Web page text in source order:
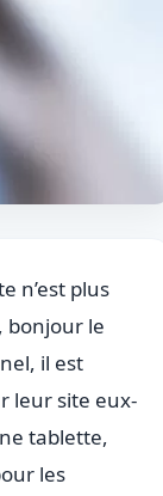
n’est plus
bonjour le
il est
leur site eux-
tablette,
les